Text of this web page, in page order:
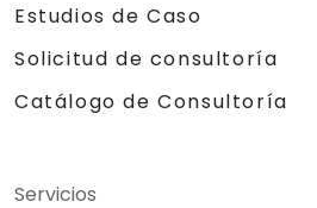
Estudios de Caso
Solicitud de consultoría
Catálogo de Consultoría
Servicios